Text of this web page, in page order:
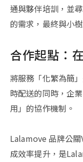
通與夥伴培訓，並
的需求，最終與小
合作起點：
將服務「化繁為簡
時配送的同時，企
用」的協作機制。
Lalamove 品牌公
成效率提升，是